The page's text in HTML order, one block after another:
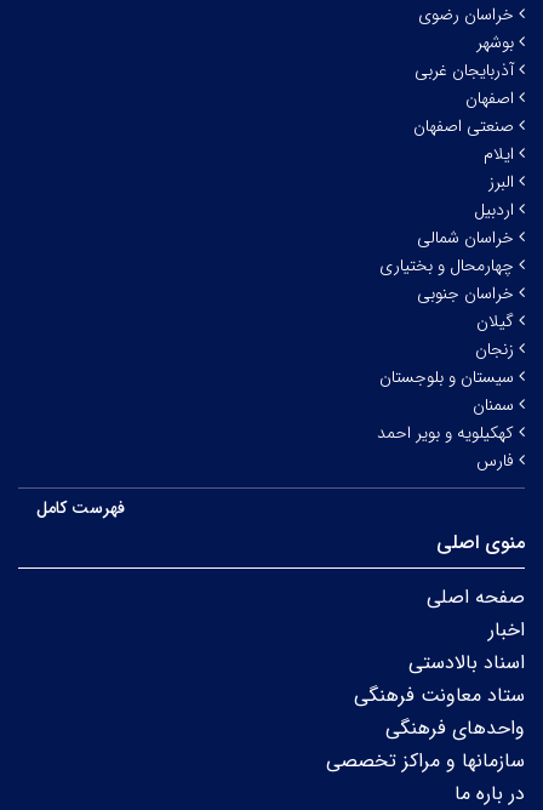
خراسان رضوی
بوشهر
آذربایجان غربی
اصفهان
صنعتی اصفهان
ایلام
البرز
اردبیل
خراسان شمالی
چهارمحال و بختیاری
خراسان جنوبی
گیلان
زنجان
سیستان و بلوجستان
سمنان
کهکیلویه و بویر احمد
فارس
فهرست کامل
منوی اصلی
صفحه اصلی
اخبار
اسناد بالادستی
ستاد معاونت فرهنگی
واحدهای فرهنگی
سازمانها و مراکز تخصصی
در باره ما